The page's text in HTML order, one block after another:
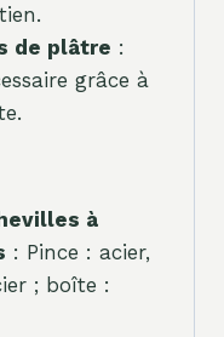
de plâtre :
grâce à
à
: Pince : acier,
; boîte :